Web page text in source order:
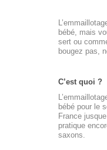
bébé, mais
sert ou
bougez pas,
C’est quoi ?
bébé pour le
France
pratique
saxons.